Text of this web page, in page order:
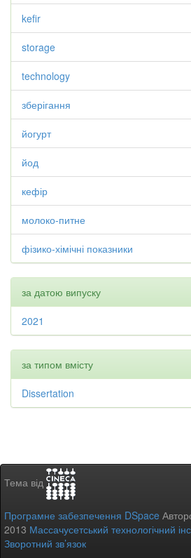
kefir
storage
technology
зберігання
йогурт
йод
кефір
молоко-питне
фізико-хімічні показники
за датою випуску
2021
за типом вмісту
Dissertation
Тема від
Програмне забезпечення DSpace
2013 Массачусетський технологічний
Зворотний зв’язок